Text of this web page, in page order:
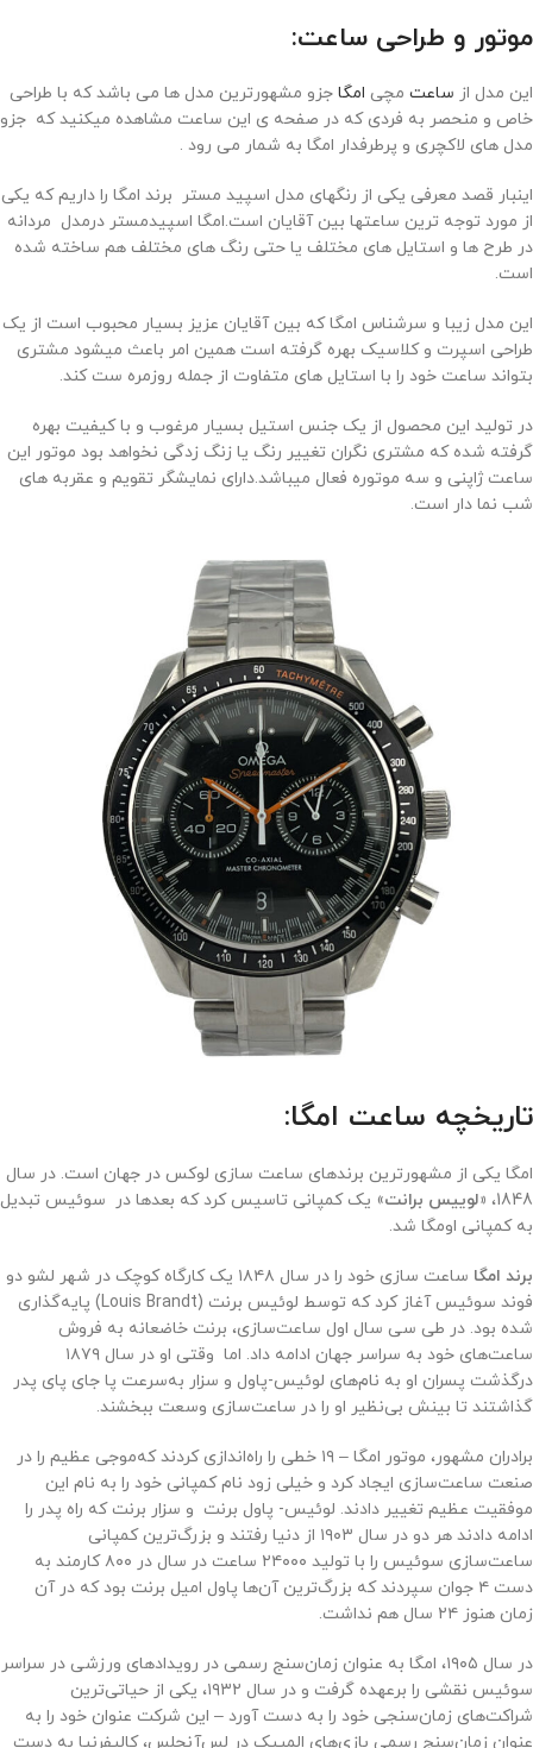
موتور و طراحی ساعت:
این مدل از ساعت مچی امگا جزو مشهورترین مدل ها می باشد که با طراحی
خاص و منحصر به فردی که در صفحه ی این ساعت مشاهده میکنید که جزو
مدل های لاکچری و پرطرفدار امگا به شمار می رود .
اینبار قصد معرفی یکی از رنگهای مدل اسپید مستر برند امگا را داریم که یکی
از مورد توجه ترین ساعتها بین آقایان است.امگا اسپیدمستر درمدل مردانه
در طرح ها و استایل های مختلف یا حتی رنگ های مختلف هم ساخته شده
است.
این مدل زیبا و سرشناس امگا که بین آقایان عزیز بسیار محبوب است از یک
طراحی اسپرت و کلاسیک بهره گرفته است همین امر باعث میشود مشتری
بتواند ساعت خود را با استایل های متفاوت از جمله روزمره ست کند.
در تولید این محصول از یک جنس استیل بسیار مرغوب و با کیفیت بهره
گرفته شده که مشتری نگران تغییر رنگ یا زنگ زدگی نخواهد بود موتور این
ساعت ژاپنی و سه موتوره فعال میباشد.دارای نمایشگر تقویم و عقربه های
شب نما دار است.
تاریخچه ساعت امگا:
امگا یکی از مشهورترین برندهای ساعت سازی لوکس در جهان است. در سال
1848، «لوییس برانت» یک کمپانی تاسیس کرد که بعدها در سوئیس تبدیل
به کمپانی اومگا شد.
برند امگا
ساعت‌ سازی خود را در سال ۱۸۴۸ یک کارگاه کوچک در شهر لشو دو
فوند سوئیس آغاز کرد که توسط لوئیس برنت (Louis Brandt) پایه‌گذاری
شده بود. در طی سی سال اول ساعت‌سازی، برنت خاضعانه به فروش
ساعت‌های خود به سراسر جهان ادامه داد. اما وقتی او در سال ۱۸۷۹
درگذشت پسران او به نام‌های لوئیس-پاول و سزار به‌سرعت پا جای پای پدر
گذاشتند تا بینش بی‌نظیر او را در ساعت‌سازی وسعت ببخشند.
برادران مشهور، موتور امگا – ۱۹ خطی را راه‌اندازی کردند که‌موجی عظیم را در
صنعت ساعت‌سازی ایجاد کرد و خیلی زود نام کمپانی خود را به نام این
موفقیت عظیم تغییر دادند. لوئیس- پاول برنت و سزار برنت که راه پدر را
ادامه دادند هر دو در سال ۱۹۰۳ از دنیا رفتند و بزرگ‌ترین کمپانی
ساعت‌سازی سوئیس را با تولید ۲۴۰۰۰ ساعت در سال در ۸۰۰ کارمند به
دست ۴ جوان سپردند که بزرگ‌ترین آن‌ها پاول امیل برنت بود که در آن
زمان هنوز ۲۴ سال هم نداشت.
در سال ۱۹۰۵، امگا به عنوان زمان‌سنج رسمی در رویدادهای ورزشی در سراسر
سوئیس نقشی را برعهده گرفت و در سال ۱۹۳۲، یکی از حیاتی‌ترین
شراکت‌های زمان‌سنجی خود را به دست آورد – این شرکت عنوان خود را به
عنوان زمان‌سنج رسمی بازی‌های المپیک در لس‌آنجلس، کالیفرنیا به دست